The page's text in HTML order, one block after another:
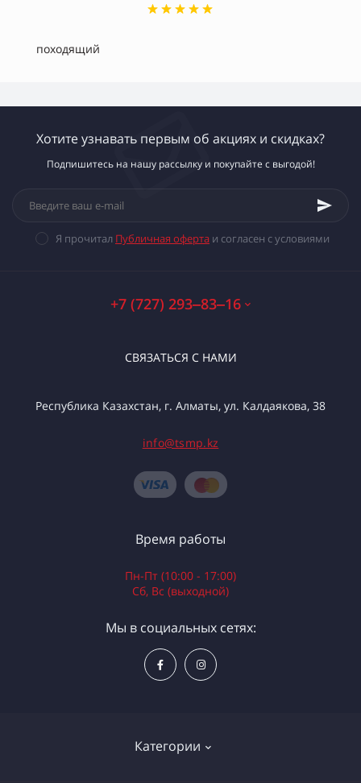
походящий
Хотите узнавать первым об акциях и скидках?
Подпишитесь на нашу рассылку и покупайте с выгодой!
Я прочитал Публичная оферта и согласен с условиями
+7 (727) 293‒83‒16
СВЯЗАТЬСЯ С НАМИ
Республика Казахстан, г. Алматы, ул. Калдаякова, 38
info@tsmp.kz
Категории
Время работы
Пн-Пт (10:00 - 17:00)
Сб, Вс (выходной)
Мы в социальных сетях: